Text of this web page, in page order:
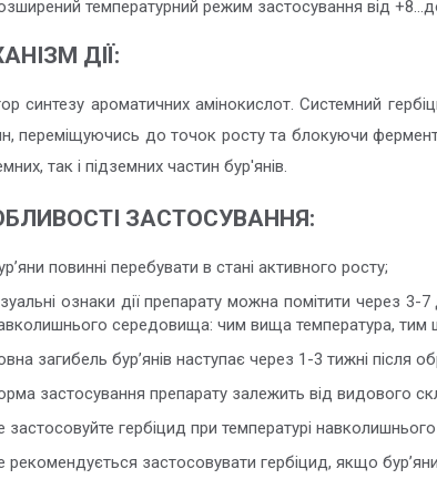
температурний режим застосування від
ДІЇ:
синтезу ароматичних амінокислот. Системний
переміщуючись до точок росту та блокуючи
так і підземних частин бур'янів.
ЗАСТОСУВАННЯ:
повинні перебувати в стані активного росту;
ознаки дії препарату можна помітити через 3-
середовища: чим вища температура, тим
загибель бур’янів наступає через 1-3 тижні після
застосування препарату залежить від видового
застосовуйте гербіцид при температурі
рекомендується застосовувати гербіцид, якщо